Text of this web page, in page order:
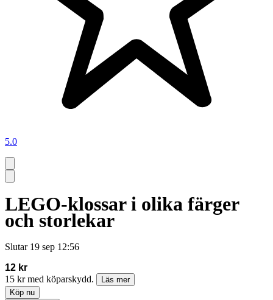
5.0
LEGO-klossar i olika färger
och storlekar
Slutar 19 sep 12:56
12 kr
15 kr med köparskydd.
Läs mer
Köp nu